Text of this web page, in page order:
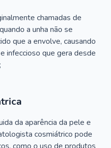
chamadas de
a unha não se
que a envolve, causando
infeccioso que gera desde
da aparência da pele e
cosmiátrico pode